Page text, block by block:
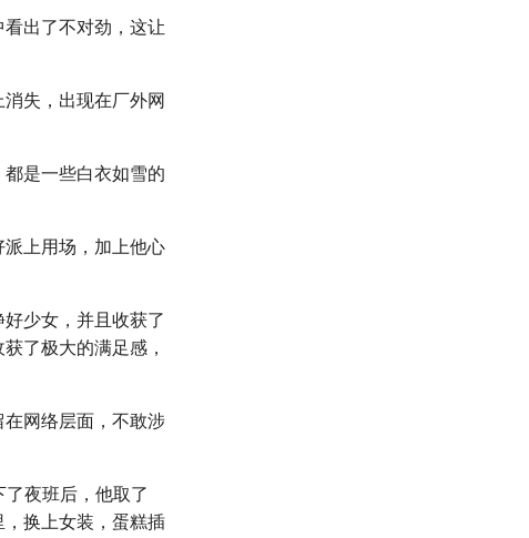
出了不对劲，这让
失，出现在厂外网
是一些白衣如雪的
上用场，加上他心
少女，并且收获了
了极大的满足感，
网络层面，不敢涉
夜班后，他取了
换上女装，蛋糕插